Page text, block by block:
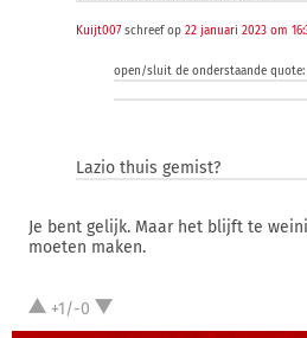
Kuijt007schreef op 22 januari 2023 om
open/sluit de onderstaande quote:
Lazio thuis gemist?
Je bent gelijk. Maar het blijft te
moeten maken.
+1/-0